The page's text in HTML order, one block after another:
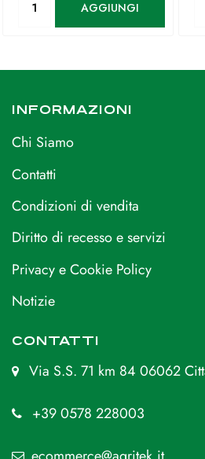
AGGIUNGI
INFORMAZIONI
Chi Siamo
Contatti
Condizioni di vendita
Diritto di recesso e servizi
Privacy e Cookie Policy
Notizie
CONTATTI
Via S.S. 71 km 84 06062
+39 0578 228003